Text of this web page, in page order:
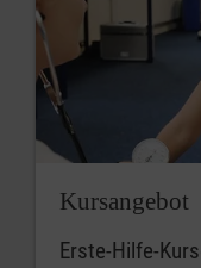
Kursangebot
Erste-Hilfe-